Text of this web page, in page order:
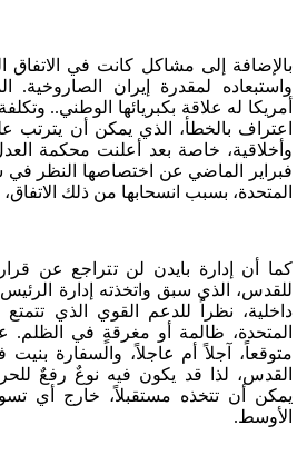
بالإضافة إلى مشاكل كانت في الاتفاق
واستبعاده لمقدرة إيران الصاروخية.
أمريكا له علاقة بكبريائها الوطني..
اعتراف بالخطأ، الذي يمكن أن يترتب
وأخلاقية، خاصة بعد أعلنت محكمة
فبراير الماضي عن اختصاصها النظر في
المتحدة، بسبب انسحابها من ذلك
كما أن إدارة بايدن لن تتراجع عن
للقدس، الذي سبق واتخذته إدارة
داخلية، نظراً للدعم القوي الذي تتمتع
المتحدة، ظالمة أو مغرقةٍ في الظلم.
متوقعاً، آجلاً أم عاجلاً، والسفارة
القدس، لذا قد يكون فيه نوعٌ رفعٌ
يمكن أن تتخذه مستقبلاً، خارج أي
الأوسط.